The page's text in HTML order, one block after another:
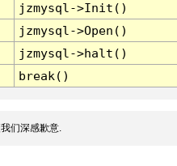
jzmysql->Init()
jzmysql->Open()
jzmysql->halt()
break()
们深感歉意.